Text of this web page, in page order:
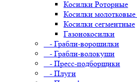
Косилки Роторные
Косилки
Косилки сегментные
Газонокосилки
- Грабли-ворошилки
- Грабли-волокуши
- Пресс-подборщики
- Плуги